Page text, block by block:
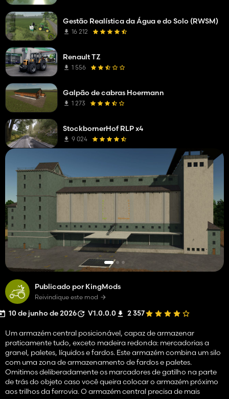
Publicado por KingMods
Reivindique este mod
10 de junho de 2026 V1.0.0.0 2 357
Um armazém central posicionável, capaz de armazenar
praticamente tudo, exceto madeira redonda: mercadorias a
granel, paletes, líquidos e fardos. Este armazém combina um silo
com uma zona de armazenamento de fardos e paletes.
Omitimos deliberadamente os marcadores de gatilho na parte
de trás do objeto caso você queira colocar o armazém próximo
aos trilhos da ferrovia. O armazém central precisa de mais
Gestão Realística da Água e do Solo (RWSM)
16 212
Renault TZ
1 556
Galpão de cabras Hoermann
1 273
StockbornerHof RLP x4
9 024